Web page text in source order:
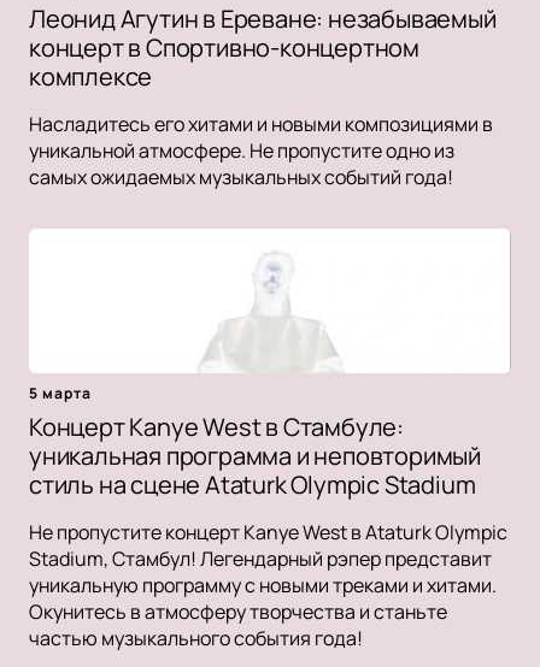
Леонид Агутин в Ереване: незабываемый
концерт в Спортивно-концертном
комплексе
Насладитесь его хитами и новыми композициями в
уникальной атмосфере. Не пропустите одно из
самых ожидаемых музыкальных событий года!
5 марта
Концерт Kanye West в Стамбуле:
уникальная программа и неповторимый
стиль на сцене Ataturk Olympic Stadium
Не пропустите концерт Kanye West в Ataturk Olympic
Stadium, Стамбул! Легендарный рэпер представит
уникальную программу с новыми треками и хитами.
Окунитесь в атмосферу творчества и станьте
частью музыкального события года!